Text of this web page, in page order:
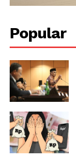
Popular